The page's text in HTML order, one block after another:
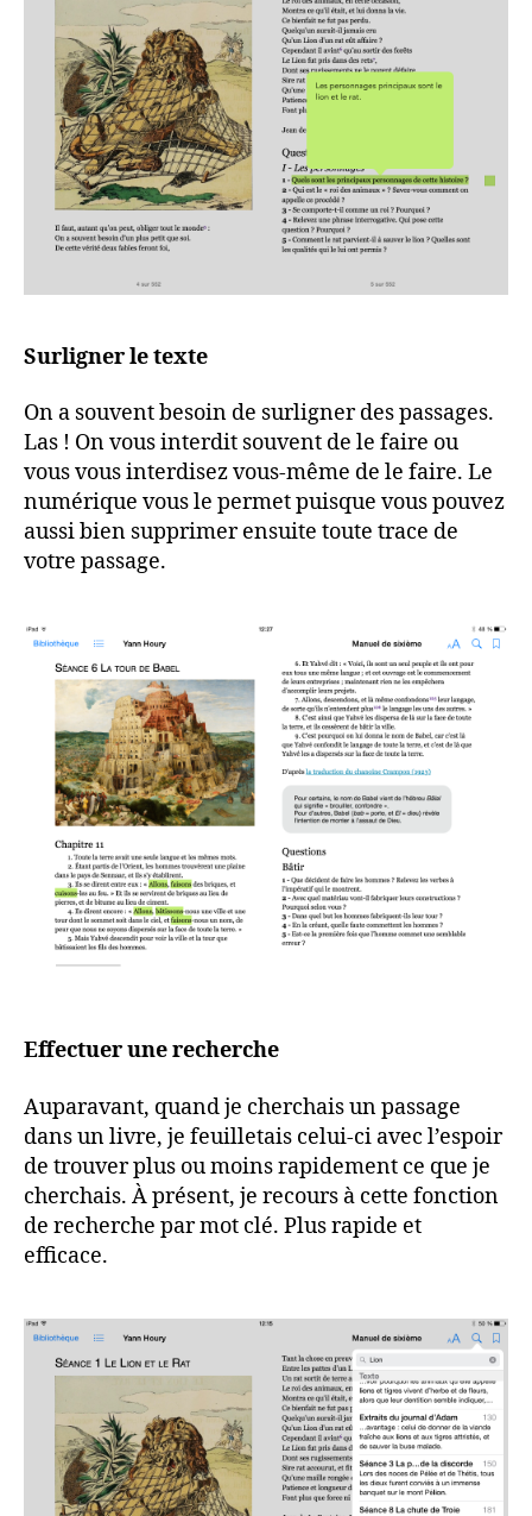
Surligner le texte
On a souvent besoin de surligner des passages.
Las ! On vous interdit souvent de le faire ou
vous vous interdisez vous-même de le faire. Le
numérique vous le permet puisque vous pouvez
aussi bien supprimer ensuite toute trace de
votre passage.
Effectuer une recherche
Auparavant, quand je cherchais un passage
dans un livre, je feuilletais celui-ci avec l’espoir
de trouver plus ou moins rapidement ce que je
cherchais. À présent, je recours à cette fonction
de recherche par mot clé. Plus rapide et
efficace.